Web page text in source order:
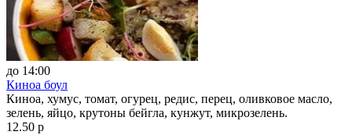
до 14:00
Киноа боул
Киноа, хумус, томат, огурец, редис, перец, оливковое масло,
зелень, яйцо, крутоны бейгла, кунжут, микрозелень.
12.50 р